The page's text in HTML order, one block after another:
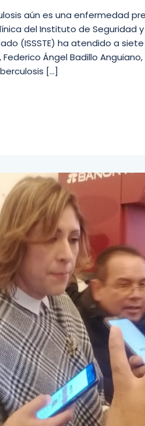
aún es una enfermedad
del Instituto de Seguridad
(ISSSTE) ha atendido a
Ángel Badillo
[…]